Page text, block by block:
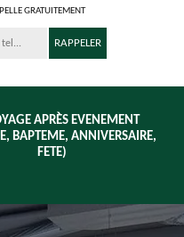
GRATUITEMENT
APRÈS EVENEMENT
BAPTEME, ANNIVERSAIRE,
FETE)